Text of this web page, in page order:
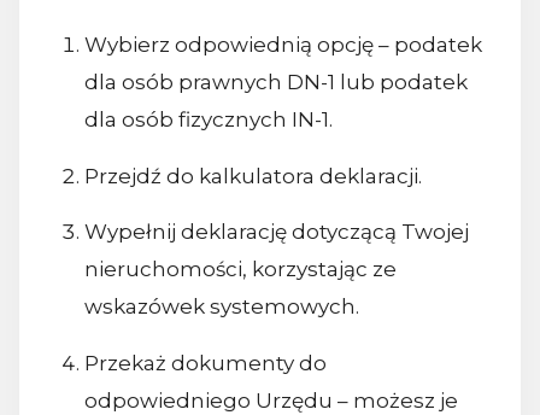
Wybierz odpowiednią opcję – podatek
dla osób prawnych DN-1 lub podatek
dla osób fizycznych IN-1.
Przejdź do kalkulatora deklaracji.
Wypełnij deklarację dotyczącą Twojej
nieruchomości, korzystając ze
wskazówek systemowych.
Przekaż dokumenty do
odpowiedniego Urzędu – możesz je